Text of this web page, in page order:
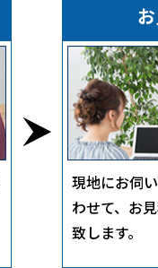
現地にお伺
わせて、お
致します。